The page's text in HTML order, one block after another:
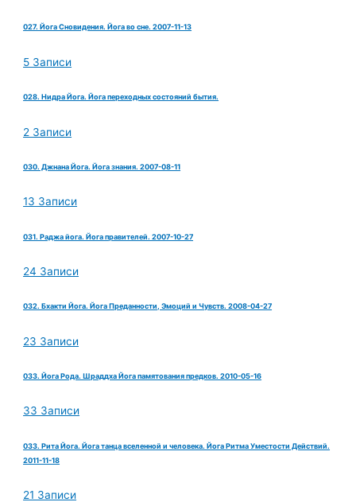
027. Йога Сновидения. Йога во сне. 2007-11-13
5 Записи
028. Нидра Йога. Йога переходных состояний бытия.
2 Записи
030. Джнана Йога. Йога знания. 2007-08-11
13 Записи
031. Раджа йога. Йога правителей. 2007-10-27
24 Записи
032. Бхакти Йога. Йога Преданности, Эмоций и Чувств. 2008-04-27
23 Записи
033. Йога Рода. Шраддха Йога памятования предков. 2010-05-16
33 Записи
033. Рита Йога. Йога танца вселенной и человека. Йога Ритма Уместости Действий.
2011-11-18
21 Записи